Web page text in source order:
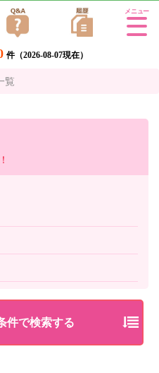
件（2026-08-07現在）
Tog
覧
件で検索する